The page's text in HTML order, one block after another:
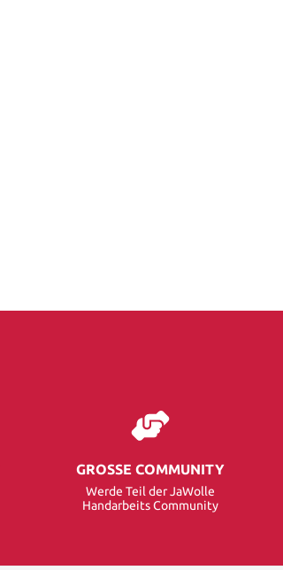
GROSSE COMMUNITY
Werde Teil der JaWolle
Handarbeits Community